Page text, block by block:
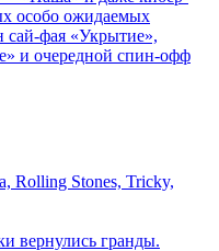
особо ожидаемых
сай-фая «Укрытие»,
и очередной спин-офф
Rolling Stones, Tricky,
вернулись гранды.